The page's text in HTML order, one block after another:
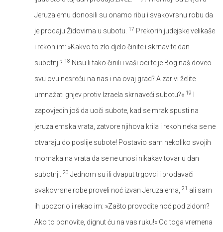
Jeruzalemu donosili su onamo ribu i svakovrsnu robu da
je prodaju Židovima u subotu.
17 Prekorih judejske velikaše
i rekoh im: »Kakvo to zlo djelo činite i skrnavite dan
subotnji? 18 Nisu li tako činili i vaši oci te je Bog naš doveo
svu ovu nesreću na nas i na ovaj grad? A zar vi želite
umnažati gnjev protiv Izraela skrnaveći subotu?« 19
zapovjedih još da uoči subote, kad se mrak spusti na
jeruzalemska vrata, zatvore njihova krila i rekoh neka se ne
otvaraju do poslije subote! Postavio sam nekoliko svojih
momaka na vrata da se ne unosi nikakav tovar u dan
subotnji. 20 Jednom su ili dvaput trgovci i prodavači
svakovrsne robe proveli noć izvan Jeruzalema, 21 ali sam
ih upozorio i rekao im: »Zašto provodite noć pod zidom?
Ako to ponovite, dignut ću na vas ruku!« Od toga vremena